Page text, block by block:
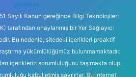
@karabul
Sayılı Kanun gereğince Bilgi Teknolojileri
tarafından onaylanmış bir Yer Sağlayıcı
Bu nedenle, sitedeki içerikleri proaktif
yükümlülüğümüz bulunmamaktadır.
içeriklerin sorumluluğunu taşımakta olup,
kabul etmiş sayılırlar. Bu internet